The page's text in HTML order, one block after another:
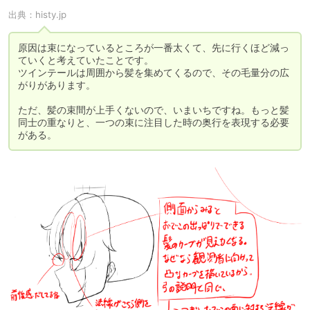
出典： histy.jp
原因は束になっているところが一番太くて、先に行くほど減っ
ていくと考えていたことです。
ツインテールは周囲から髪を集めてくるので、その毛量分の広
がりがあります。
ただ、髪の束間が上手くないので、いまいちですね。もっと髪
同士の重なりと、一つの束に注目した時の奥行を表現する必要
がある。